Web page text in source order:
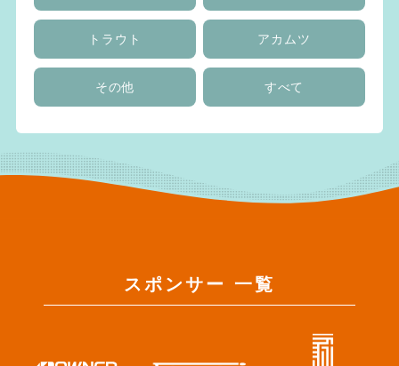
トラウト アカムツ
その他 すべて
スポンサー 一覧